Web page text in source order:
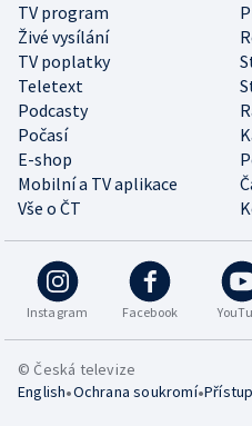
TV program
Živé vysílání
TV poplatky
Teletext
Podcasty
Počasí
E-shop
Mobilní a TV aplikace
Vše o ČT
Instagram Facebook
© Česká televize
English•Ochrana soukromí•